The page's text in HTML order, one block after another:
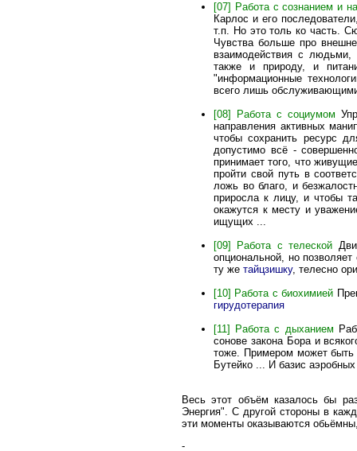
[07] Работа с сознанием и
Карлос и его
т.п. Но это толь ко часть.
Чувства больше про
взаимодействия с
также и природу, и
"информационные
всего лишь
[08] Работа с социумом
направления активных
чтобы сохранить ресурс
допустимо всё -
принимает того, что
пройти свой путь в
ложь во благо, и
приросла к лицу, и чтобы
окажутся к месту и
ищущих ...
[09] Работа с телеской
опциональной, но
ту же тайцзишку, телесно
[10] Работа с биохимией
гирудотерапия
[11] Работа с дыханием
сонове закона Бора и
тоже. Примером может
Бутейко ... И базис
Весь этот объём казалось бы
Энергия". С другой стороны в
эти моменты оказываются
-